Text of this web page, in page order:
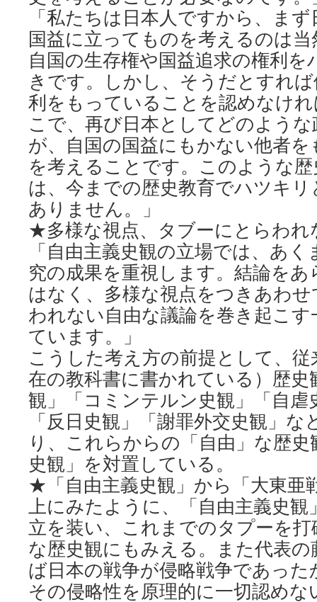
「私たちは日本人ですから、ま
国益に立ってものを考えるのは
自国の生存権や国益追求の権利
きです。しかし、そうだとすれ
利をもっていることを認めなけ
こで、再び日本としてどのよう
が、自国の国益にもかない他者
を考えることです。このような
は、今までの歴史教育でハツキ
ありません。」
★多様な視点、タブーにとらわれ
「自由主義史観の立場では、あ
究の成果を重視します。結論を
はなく、多様な視点をつきあわ
われない自由な議論を巻き起こ
ています。」
こうした考え方の前提として、
在の教科書に書かれている）歴史
観」「コミンテルン史観」「自虐
「反日史観」「謝罪外交史観」
り、これらからの「自由」な歴
史観」を対置している。
★「自由主義史観」から「大東亜
上にみたように、「自由主義史
立を装い、これまでのタプーを
な歴史観にもみえる。また代表
ば日本の戦争が侵略戦争であっ
その侵略性を原理的に一切認めな